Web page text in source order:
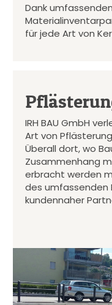
Dank
für jede Art von
IRH BAU GmbH
Art von
Überall dort, wo
Zusammenhang
erbracht werden
des umfassenden
kundennaher